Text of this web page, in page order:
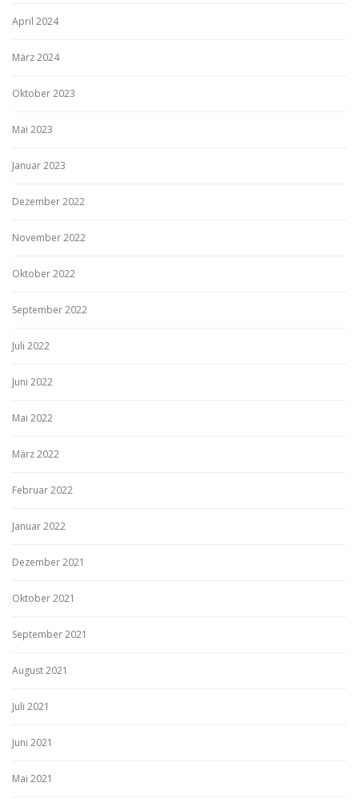
April 2024
März 2024
Oktober 2023
Mai 2023
Januar 2023
Dezember 2022
November 2022
Oktober 2022
September 2022
Juli 2022
Juni 2022
Mai 2022
März 2022
Februar 2022
Januar 2022
Dezember 2021
Oktober 2021
September 2021
August 2021
Juli 2021
Juni 2021
Mai 2021